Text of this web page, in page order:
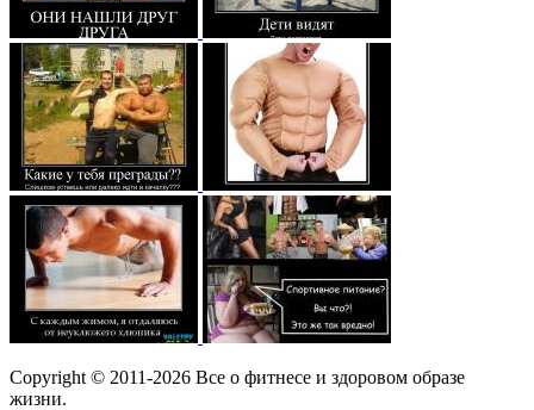
Copyright © 2011-2026 Все о фитнесе и здоровом образе
жизни.